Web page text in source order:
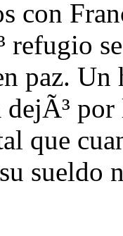
con
refugio
paz.
que
sueldo